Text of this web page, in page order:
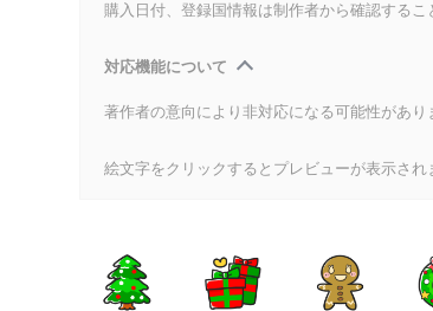
購入日付、登録国情報は制作者から確認する
対応機能について
著作者の意向により非対応になる可能性があり
絵文字をクリックするとプレビューが表示され